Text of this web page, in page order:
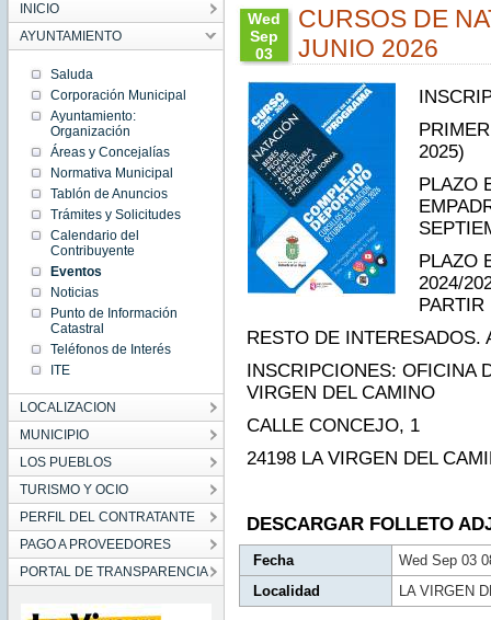
INICIO
AYUNTAMIENTO
Saluda
Corporación Municipal
Ayuntamiento:
Organización
Áreas y Concejalías
Normativa Municipal
Tablón de Anuncios
Trámites y Solicitudes
Calendario del
Contribuyente
Eventos
Noticias
Punto de Información
Catastral
Teléfonos de Interés
ITE
LOCALIZACION
MUNICIPIO
LOS PUEBLOS
TURISMO Y OCIO
PERFIL DEL CONTRATANTE
PAGO A PROVEEDORES
PORTAL DE TRANSPARENCIA
Wed
Sep
03
CEST
2025
Wed
Sep 03
08:28:00
CEST
2025
Wed
Sep 03
08:28:00
CEST
2025
CURSOS DE
JUNIO 2026
2025)
PLAZO
PLAZO
2024/
RESTO DE INTERESADOS.
INSCRIPCIONES: OFICINA
VIRGEN DEL CAMINO
CALLE CONCEJO, 1
24198 LA VIRGEN DEL
DESCARGAR FOLLETO
Fecha
Wed Sep 03
Localidad
LA VIRGEN